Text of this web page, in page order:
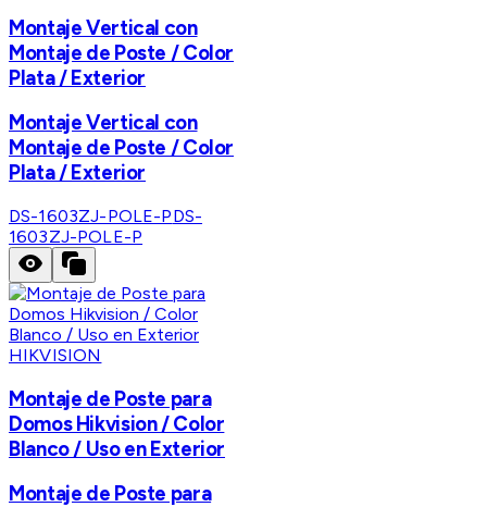
Montaje Vertical con
Montaje de Poste / Color
Plata / Exterior
Montaje Vertical con
Montaje de Poste / Color
Plata / Exterior
DS-1603ZJ-POLE-PDS-
1603ZJ-POLE-P
HIKVISION
Montaje de Poste para
Domos Hikvision / Color
Blanco / Uso en Exterior
Montaje de Poste para